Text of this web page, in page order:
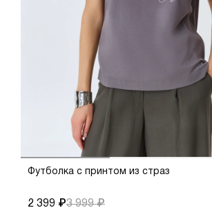
ДОБАВИТЬ В КОРЗИНУ
36 44
Футболка с принтом из страз
2 399 ₽3 999 ₽